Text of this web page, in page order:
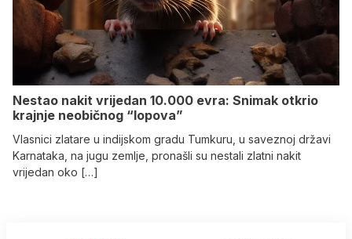
Nestao nakit vrijedan 10.000 evra: Snimak otkrio
krajnje neobičnog “lopova”
Vlasnici zlatare u indijskom gradu Tumkuru, u saveznoj državi
Karnataka, na jugu zemlje, pronašli su nestali zlatni nakit
vrijedan oko […]